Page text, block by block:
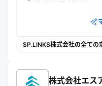
SP.LINKS株式会社の全ての
株式会社エス